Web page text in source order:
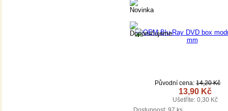
Původní cena: 14,20 Kč
13,90 Kč
Ušetříte: 0,30 Kč